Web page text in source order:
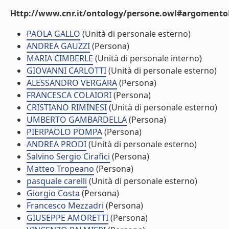
Http://www.cnr.it/ontology/
PAOLA GALLO (Unità di personale esterno)
ANDREA GAUZZI(Persona)
MARIA CIMBERLE (Unità di personale interno)
GIOVANNI CARLOTTI(Unità di personale esterno)
ALESSANDRO VERGARA(Persona)
FRANCESCA COLAIORI(Persona)
CRISTIANO RIMINESI(Unità di personale esterno)
UMBERTO GAMBARDELLA(Persona)
PIERPAOLO POMPA(Persona)
ANDREA PRODI(Unità di personale esterno)
Salvino Sergio Cirafici (Persona)
Matteo Tropeano (Persona)
pasquale carelli (Unità di personale esterno)
Giorgio Costa (Persona)
Francesco Mezzadri (Persona)
GIUSEPPE AMORETTI(Persona)